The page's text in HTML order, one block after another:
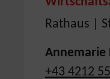
Rathaus |
Annemarie
+43 4212